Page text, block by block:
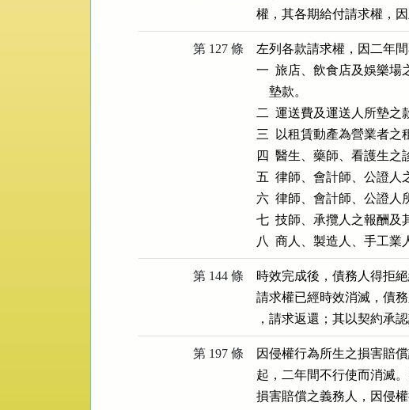
權，其各期給付請求權，
第 127 條
左列各款請求權，因二年
一  旅店、飲食店及娛樂場
    墊款。
二  運送費及運送人所墊之
三  以租賃動產為營業者之
四  醫生、藥師、看護生之
五  律師、會計師、公證人
六  律師、會計師、公證人
七  技師、承攬人之報酬及
八  商人、製造人、手工業
第 144 條
時效完成後，債務人得拒絕
請求權已經時效消滅，債
，請求返還；其以契約承
第 197 條
因侵權行為所生之損害賠
起，二年間不行使而消滅
損害賠償之義務人，因侵